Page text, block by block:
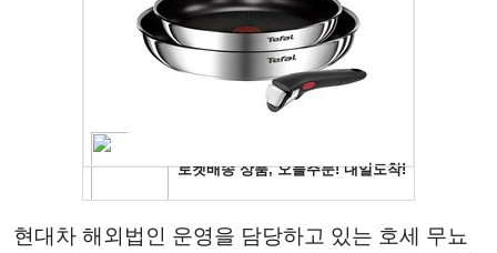
현대차 해외법인 운영을 담당하고 있는 호세 무뇨